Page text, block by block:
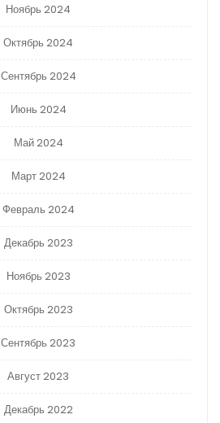
Ноябрь 2024
Октябрь 2024
Сентябрь 2024
Июнь 2024
Май 2024
Март 2024
Февраль 2024
Декабрь 2023
Ноябрь 2023
Октябрь 2023
Сентябрь 2023
Август 2023
Декабрь 2022